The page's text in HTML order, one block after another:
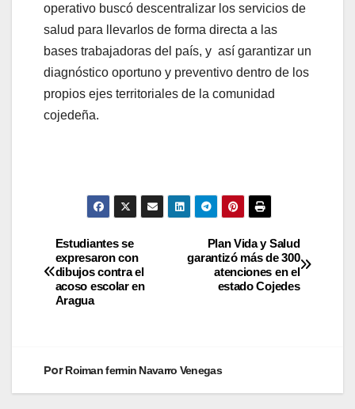
operativo buscó descentralizar los servicios de
salud para llevarlos de forma directa a las
bases trabajadoras del país, y así garantizar un
diagnóstico oportuno y preventivo dentro de los
propios ejes territoriales de la comunidad
cojedeña.
Plan Vida y Salud
garantizó más de 300
atenciones en el
estado Cojedes
Estudiantes se
expresaron con
dibujos contra el
acoso escolar en
Aragua
PorRoiman fermin Navarro Venegas